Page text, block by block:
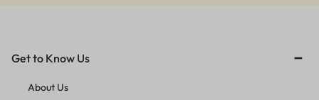
Get to Know Us
About Us